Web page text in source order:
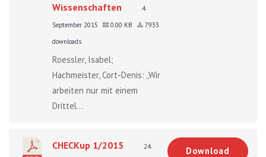
Wissenschaften
4.
September 2015
0.00 KB
7933
downloads
Roessler, Isabel;
Hachmeister, Cort-Denis: „Wir
arbeiten nur mit einem
Drittel...
CHECKup 1/2015
24.
Download